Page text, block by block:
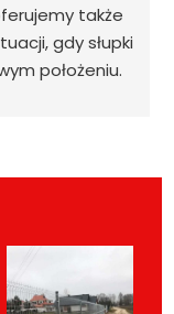
także
gdy słupki
położeniu.